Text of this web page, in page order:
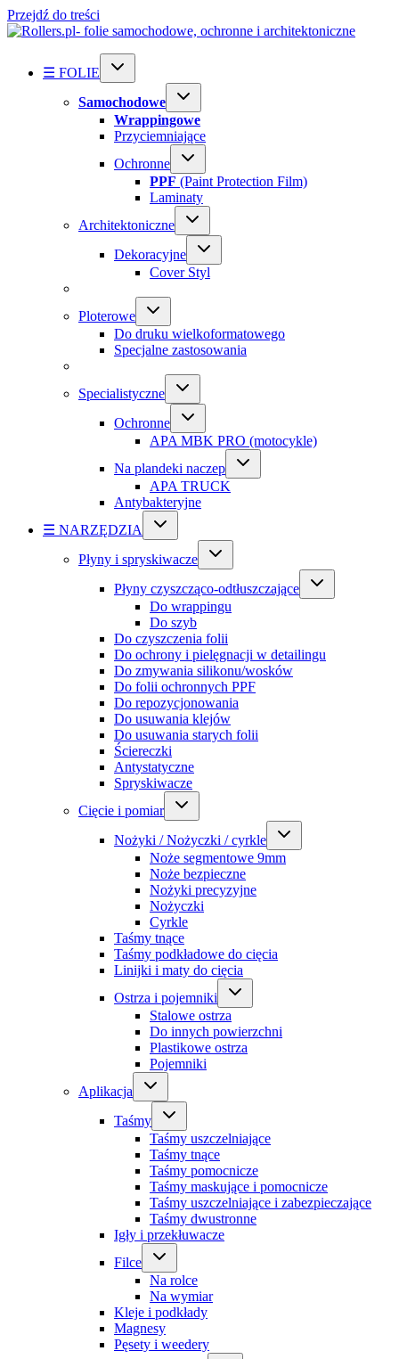
Przejdź do treści
☰ FOLIE
Samochodowe
Wrappingowe
Przyciemniające
Ochronne
PPF (Paint Protection Film)
Laminaty
Architektoniczne
Dekoracyjne
Cover Styl
Ploterowe
Do druku wielkoformatowego
Specjalne zastosowania
Specialistyczne
Ochronne
APA MBK PRO (motocykle)
Na plandeki naczep
APA TRUCK
Antybakteryjne
☰ NARZĘDZIA
Płyny i spryskiwacze
Płyny czyszcząco-odtłuszczające
Do wrappingu
Do szyb
Do czyszczenia folii
Do ochrony i pielęgnacji w detailingu
Do zmywania silikonu/wosków
Do folii ochronnych PPF
Do repozycjonowania
Do usuwania klejów
Do usuwania starych folii
Ściereczki
Antystatyczne
Spryskiwacze
Cięcie i pomiar
Nożyki / Nożyczki / cyrkle
Noże segmentowe 9mm
Noże bezpieczne
Nożyki precyzyjne
Nożyczki
Cyrkle
Taśmy tnące
Taśmy podkładowe do cięcia
Linijki i maty do cięcia
Ostrza i pojemniki
Stalowe ostrza
Do innych powierzchni
Plastikowe ostrza
Pojemniki
Aplikacja
Taśmy
Taśmy uszczelniające
Taśmy tnące
Taśmy pomocnicze
Taśmy maskujące i pomocnicze
Taśmy uszczelniające i zabezpieczające
Taśmy dwustronne
Igły i przekłuwacze
Filce
Na rolce
Na wymiar
Kleje i podkłady
Magnesy
Pęsety i weedery